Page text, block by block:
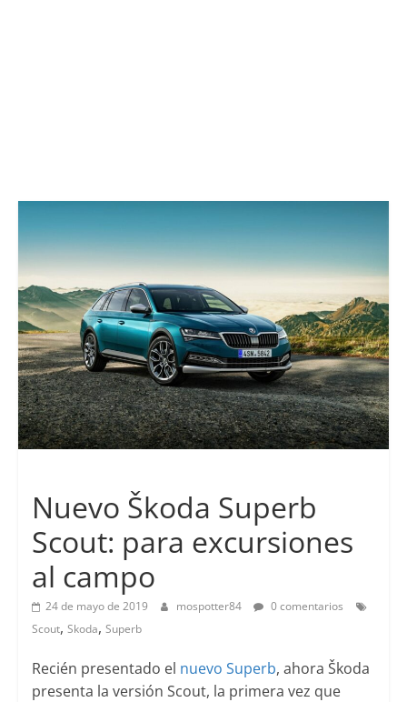
Nuevo Škoda Superb
Scout: para excursiones
al campo
24 de mayo de 2019 mospotter84
0 comentarios
Scout, Skoda, Superb
Recién presentado el nuevo Superb, ahora Škoda
presenta la versión Scout, la primera vez que